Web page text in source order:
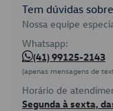
Tem dúvidas
Nossa equipe
Whatsapp:
(41) 99125-2143
(apenas mensagens de
Horário de
Segunda à sexta,